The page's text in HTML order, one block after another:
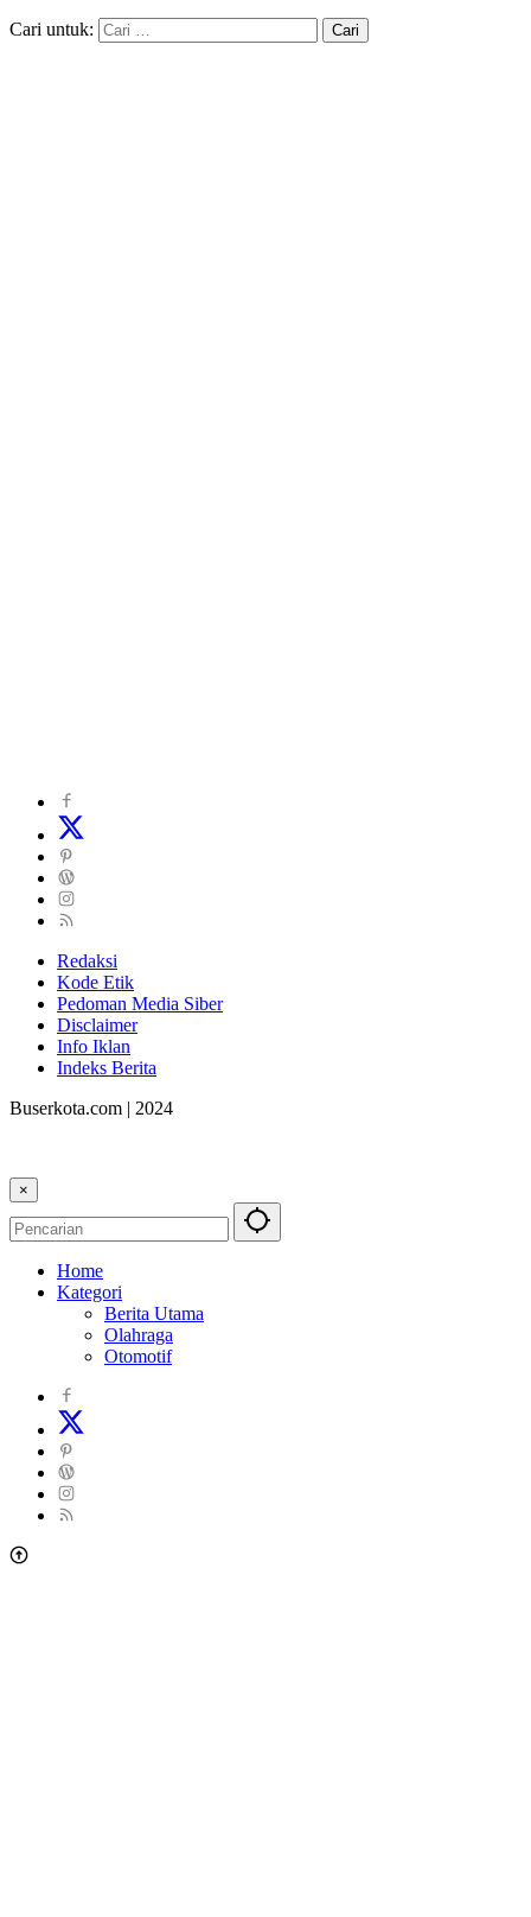
Cari untuk:
Redaksi
Kode Etik
Pedoman Media Siber
Disclaimer
Info Iklan
Indeks Berita
Buserkota.com | 2024
×
Home
Kategori
Berita Utama
Olahraga
Otomotif